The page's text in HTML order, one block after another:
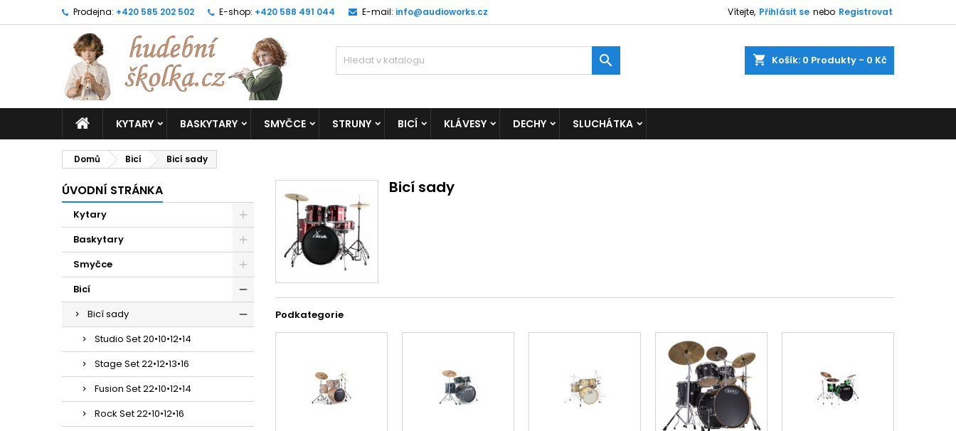
Prodejna: +420 585 202 502 E-shop: +420 588 491 044 E-mail: info@audioworks.cz Vítejte, Přihlásit se nebo Registrovat
shopping_cart Košík: 0 Produkty - 0 Kč

KYTARY BASKYTARY SMYČCE STRUNY BICÍ KLÁVESY DECHY SLUCHÁTKA
Domů Bicí Bicí sady
ÚVODNÍ STRÁNKA
Kytary
Baskytary
Smyčce
Bicí
Bicí sady
Studio Set 20•10•12•14
Stage Set 22•12•13•16
Fusion Set 22•10•12•14
Rock Set 22•10•12•16
Bicí sady
Podkategorie